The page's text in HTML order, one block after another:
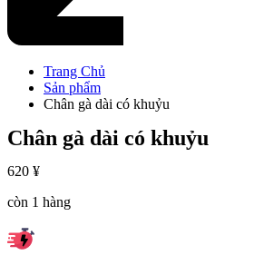
Trang Chủ
Sản phẩm
Chân gà dài có khuỷu
Chân gà dài có khuỷu
620 ¥
còn 1 hàng